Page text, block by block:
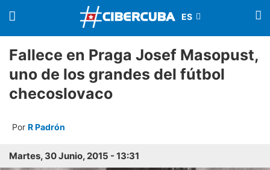
Fallece en Praga Josef Masopust,
uno de los grandes del fútbol
checoslovaco
Por R Padrón
Martes, 30 Junio, 2015 - 13:31